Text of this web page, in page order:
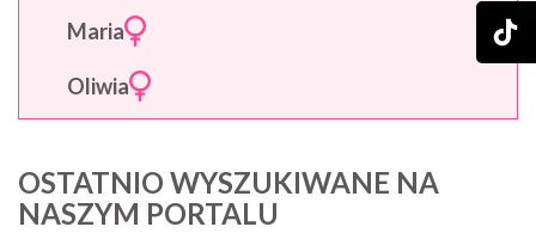
Maria
Oliwia
OSTATNIO WYSZUKIWANE NA
NASZYM PORTALU